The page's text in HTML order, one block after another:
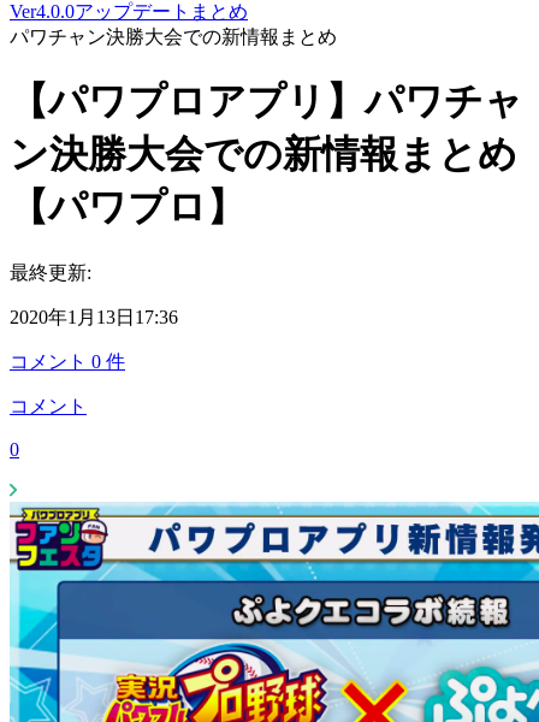
Ver4.0.0アップデートまとめ
パワチャン決勝大会での新情報まとめ
【パワプロアプリ】パワチャ
ン決勝大会での新情報まとめ
【パワプロ】
最終更新:
2020年1月13日17:36
コメント 0 件
コメント
0